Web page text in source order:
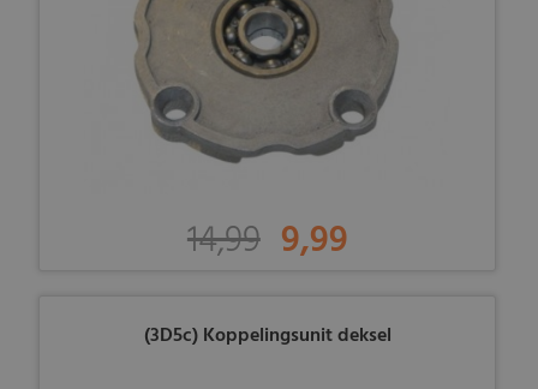
14,99 9,99
(3D5c) Koppelingsunit deksel